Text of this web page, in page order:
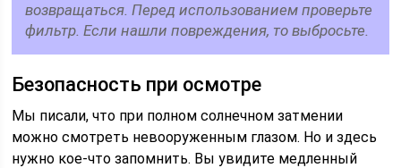
возвращаться. Перед использованием проверьте
фильтр. Если нашли повреждения, то выбросьте.
Безопасность при осмотре
Мы писали, что при полном солнечном затмении
можно смотреть невооруженным глазом. Но и здесь
нужно кое-что запомнить. Вы увидите медленный